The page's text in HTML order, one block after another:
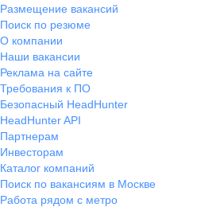
Размещение вакансий
Поиск по резюме
О компании
Наши вакансии
Реклама на сайте
Требования к ПО
Безопасный HeadHunter
HeadHunter API
Партнерам
Инвесторам
Каталог компаний
Поиск по вакансиям в Москве
Работа рядом с метро